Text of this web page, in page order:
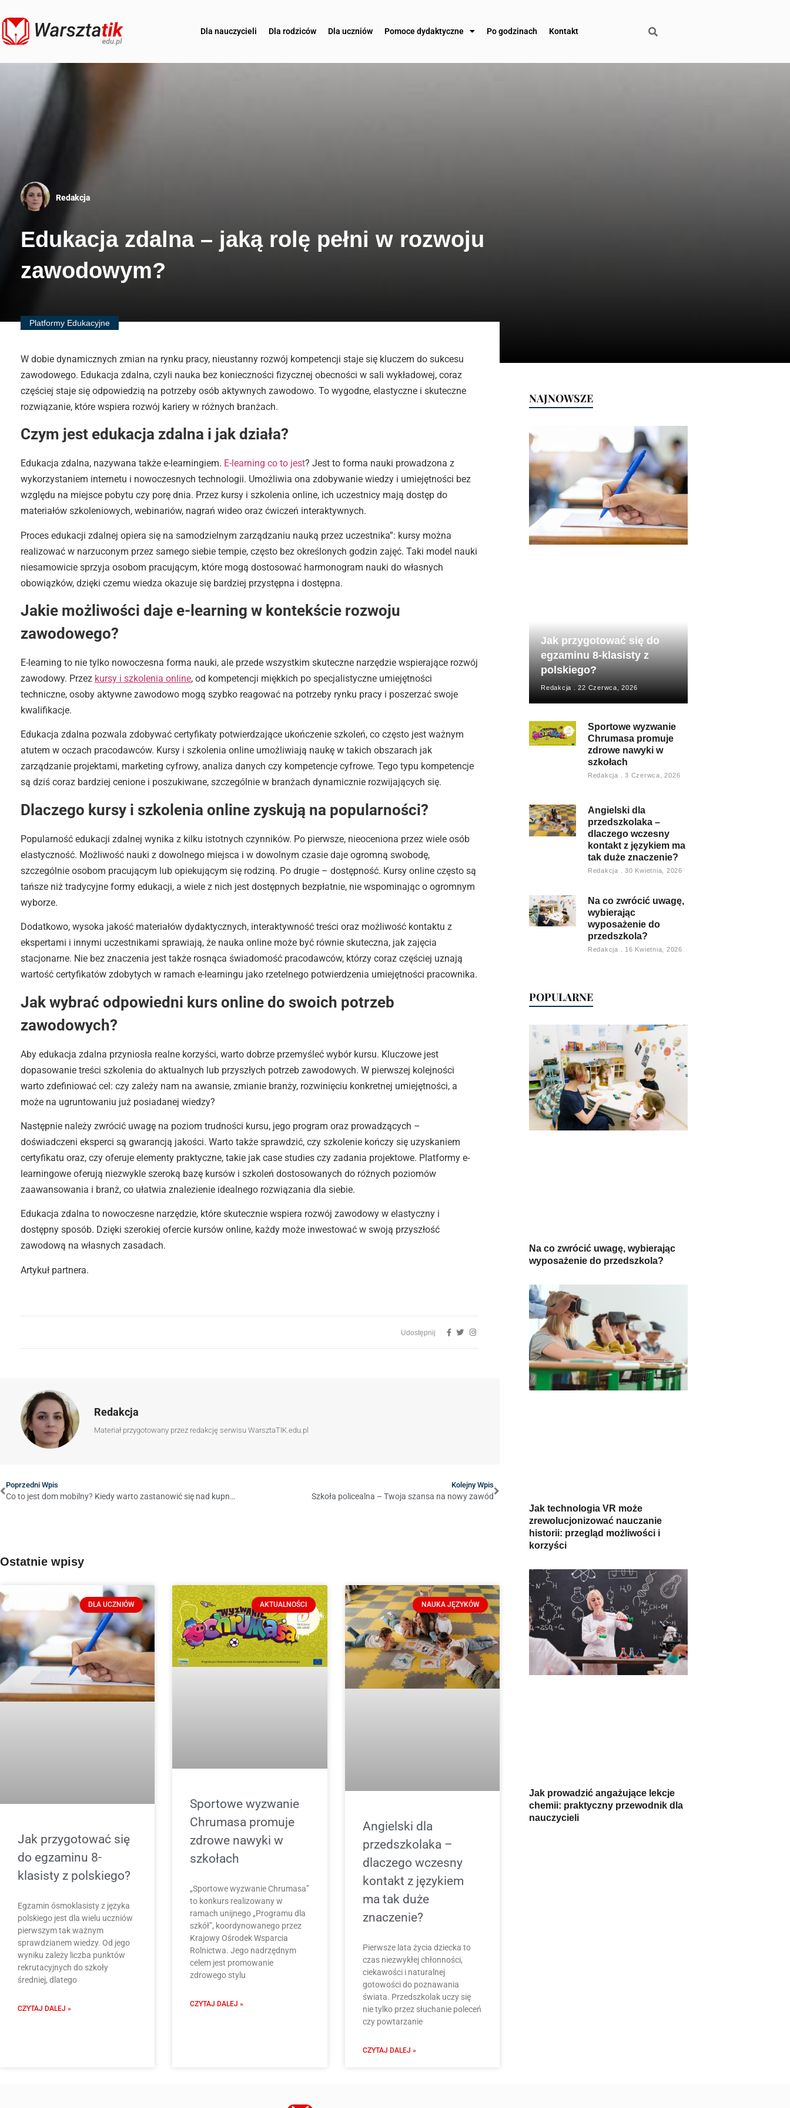
Dla nauczycieli Dla rodziców Dla uczniów Pomoce dydaktyczne Po godzinach Kontakt
Redakcja
Edukacja zdalna – jaką rolę pełni w rozwoju
zawodowym?
Platformy Edukacyjne
W dobie dynamicznych zmian na rynku pracy, nieustanny rozwój kompetencji staje się kluczem do sukcesu
zawodowego. Edukacja zdalna, czyli nauka bez konieczności fizycznej obecności w sali wykładowej, coraz
częściej staje się odpowiedzią na potrzeby osób aktywnych zawodowo. To wygodne, elastyczne i skuteczne
rozwiązanie, które wspiera rozwój kariery w różnych branżach.
Czym jest edukacja zdalna i jak działa?
Edukacja zdalna, nazywana także e-learningiem. E-learning co to jest? Jest to forma nauki prowadzona z
wykorzystaniem internetu i nowoczesnych technologii. Umożliwia ona zdobywanie wiedzy i umiejętności bez
względu na miejsce pobytu czy porę dnia. Przez kursy i szkolenia online, ich uczestnicy mają dostęp do
materiałów szkoleniowych, webinariów, nagrań wideo oraz ćwiczeń interaktywnych.
Proces edukacji zdalnej opiera się na samodzielnym zarządzaniu nauką przez uczestnika”: kursy można
realizować w narzuconym przez samego siebie tempie, często bez określonych godzin zajęć. Taki model nauki
niesamowicie sprzyja osobom pracującym, które mogą dostosować harmonogram nauki do własnych
obowiązków, dzięki czemu wiedza okazuje się bardziej przystępna i dostępna.
Jakie możliwości daje e-learning w kontekście rozwoju
zawodowego?
E-learning to nie tylko nowoczesna forma nauki, ale przede wszystkim skuteczne narzędzie wspierające rozwój
zawodowy. Przez kursy i szkolenia online, od kompetencji miękkich po specjalistyczne umiejętności
techniczne, osoby aktywne zawodowo mogą szybko reagować na potrzeby rynku pracy i poszerzać swoje
kwalifikacje.
Edukacja zdalna pozwala zdobywać certyfikaty potwierdzające ukończenie szkoleń, co często jest ważnym
atutem w oczach pracodawców. Kursy i szkolenia online umożliwiają naukę w takich obszarach jak
zarządzanie projektami, marketing cyfrowy, analiza danych czy kompetencje cyfrowe. Tego typu kompetencje
są dziś coraz bardziej cenione i poszukiwane, szczególnie w branżach dynamicznie rozwijających się.
Dlaczego kursy i szkolenia online zyskują na popularności?
Popularność edukacji zdalnej wynika z kilku istotnych czynników. Po pierwsze, nieoceniona przez wiele osób
elastyczność. Możliwość nauki z dowolnego miejsca i w dowolnym czasie daje ogromną swobodę,
szczególnie osobom pracującym lub opiekującym się rodziną. Po drugie – dostępność. Kursy online często są
tańsze niż tradycyjne formy edukacji, a wiele z nich jest dostępnych bezpłatnie, nie wspominając o ogromnym
wyborze.
Dodatkowo, wysoka jakość materiałów dydaktycznych, interaktywność treści oraz możliwość kontaktu z
ekspertami i innymi uczestnikami sprawiają, że nauka online może być równie skuteczna, jak zajęcia
stacjonarne. Nie bez znaczenia jest także rosnąca świadomość pracodawców, którzy coraz częściej uznają
wartość certyfikatów zdobytych w ramach e-learningu jako rzetelnego potwierdzenia umiejętności pracownika.
Jak wybrać odpowiedni kurs online do swoich potrzeb
zawodowych?
Aby edukacja zdalna przyniosła realne korzyści, warto dobrze przemyśleć wybór kursu. Kluczowe jest
dopasowanie treści szkolenia do aktualnych lub przyszłych potrzeb zawodowych. W pierwszej kolejności
warto zdefiniować cel: czy zależy nam na awansie, zmianie branży, rozwinięciu konkretnej umiejętności, a
może na ugruntowaniu już posiadanej wiedzy?
Następnie należy zwrócić uwagę na poziom trudności kursu, jego program oraz prowadzących –
doświadczeni eksperci są gwarancją jakości. Warto także sprawdzić, czy szkolenie kończy się uzyskaniem
certyfikatu oraz, czy oferuje elementy praktyczne, takie jak case studies czy zadania projektowe. Platformy e-
learningowe oferują niezwykle szeroką bazę kursów i szkoleń dostosowanych do różnych poziomów
zaawansowania i branż, co ułatwia znalezienie idealnego rozwiązania dla siebie.
Edukacja zdalna to nowoczesne narzędzie, które skutecznie wspiera rozwój zawodowy w elastyczny i
dostępny sposób. Dzięki szerokiej ofercie kursów online, każdy może inwestować w swoją przyszłość
zawodową na własnych zasadach.
Artykuł partnera.
Udostępnij
Redakcja
Materiał przygotowany przez redakcję serwisu WarsztaTIK.edu.pl
Poprzedni Wpis
Co to jest dom mobilny? Kiedy warto zastanowić się nad kupnem?
Kolejny Wpis
Szkoła policealna – Twoja szansa na nowy zawód
Ostatnie wpisy
DLA UCZNIÓW
Jak przygotować się
do egzaminu 8-
klasisty z polskiego?
Egzamin ósmoklasisty z języka
polskiego jest dla wielu uczniów
pierwszym tak ważnym
sprawdzianem wiedzy. Od jego
wyniku zależy liczba punktów
rekrutacyjnych do szkoły
średniej, dlatego
CZYTAJ DALEJ »
AKTUALNOŚCI
Sportowe wyzwanie
Chrumasa promuje
zdrowe nawyki w
szkołach
„Sportowe wyzwanie Chrumasa”
to konkurs realizowany w
ramach unijnego „Programu dla
szkół”, koordynowanego przez
Krajowy Ośrodek Wsparcia
Rolnictwa. Jego nadrzędnym
celem jest promowanie
zdrowego stylu
CZYTAJ DALEJ »
NAUKA JĘZYKÓW
Angielski dla
przedszkolaka –
dlaczego wczesny
kontakt z językiem
ma tak duże
znaczenie?
Pierwsze lata życia dziecka to
czas niezwykłej chłonności,
ciekawości i naturalnej
gotowości do poznawania
świata. Przedszkolak uczy się
nie tylko przez słuchanie poleceń
czy powtarzanie
CZYTAJ DALEJ »
NAJNOWSZE
Jak przygotować się do
egzaminu 8-klasisty z
polskiego?
Redakcja 22 Czerwca, 2026
Sportowe wyzwanie
Chrumasa promuje
zdrowe nawyki w
szkołach
Redakcja 3 Czerwca, 2026
Angielski dla
przedszkolaka –
dlaczego wczesny
kontakt z językiem ma
tak duże znaczenie?
Redakcja 30 Kwietnia, 2026
Na co zwrócić uwagę,
wybierając
wyposażenie do
przedszkola?
Redakcja 16 Kwietnia, 2026
POPULARNE
Na co zwrócić uwagę, wybierając
wyposażenie do przedszkola?
Jak technologia VR może
zrewolucjonizować nauczanie
historii: przegląd możliwości i
korzyści
Jak prowadzić angażujące lekcje
chemii: praktyczny przewodnik dla
nauczycieli